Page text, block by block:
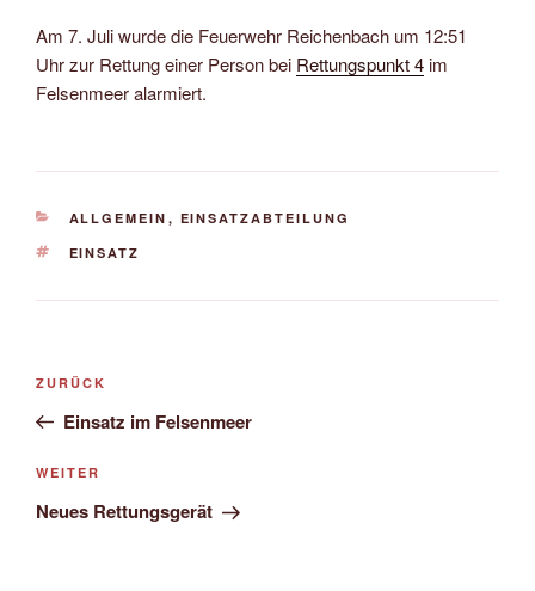
Am 7. Juli wurde die Feuerwehr Reichenbach um 12:51
Uhr zur Rettung einer Person bei Rettungspunkt 4im
Felsenmeer alarmiert.
KATEGORIEN
ALLGEMEIN , EINSATZABTEILUNG
SCHLAGWÖRTER
EINSATZ
Beitragsnavigation
Vorheriger
Beitrag
ZURÜCK
Einsatz im Felsenmeer
Nächster
Beitrag
WEITER
Neues Rettungsgerät